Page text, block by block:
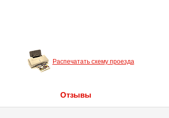
Распечатать схему проезда
Отзывы